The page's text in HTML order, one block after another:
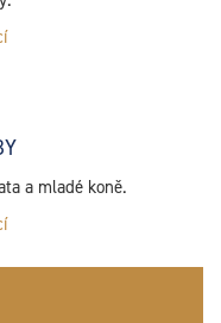
a mladé koně.